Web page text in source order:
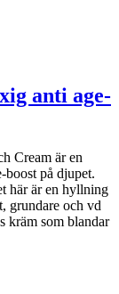
anti age-
Cream är en
boost på djupet.
här är en hyllning
grundare och vd
kräm som blandar